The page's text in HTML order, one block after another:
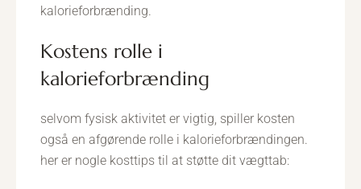
kalorieforbrænding.
kostens rolle i
kalorieforbrænding
selvom fysisk aktivitet er vigtig, spiller kosten
også en afgørende rolle i kalorieforbrændingen.
her er nogle kosttips til at støtte dit vægttab: